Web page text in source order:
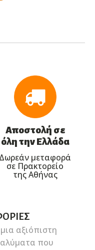
Αποστολή σε
όλη την Ελλάδα
Δωρεάν μεταφορά
σε Πρακτορείο
της Αθήνας
αξιόπιστη
που